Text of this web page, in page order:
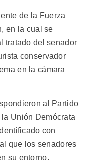
de la Fuerza
en la cual se
tratado del senador
conservador
en la cámara
al Partido
Unión Demócrata
con
que los senadores
su entorno.